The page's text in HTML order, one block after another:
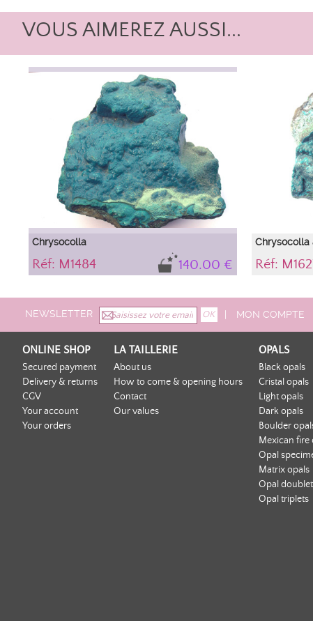
VOUS AIMEREZ AUSSI...
Chrysocolla
140.00 €
Réf: M1484
Chrysocolla
Réf:
See Technical
NEWSLETTER MON COMPTE
ONLINE SHOP
Secured payment
Delivery & returns
CGV
Your account
Your orders
LA TAILLERIE
About us
How to come & opening hours
Contact
Our values
OPALS
Black opals
Cristal opals
Light opals
Dark opals
Boulder
Mexican fire
Opal
Matrix opals
Opal
Opal triplets